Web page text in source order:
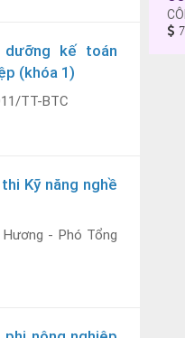
dưỡng kế toán
(khóa 1)
TT-BTC
Kỹ năng nghề
- Phó Tổng